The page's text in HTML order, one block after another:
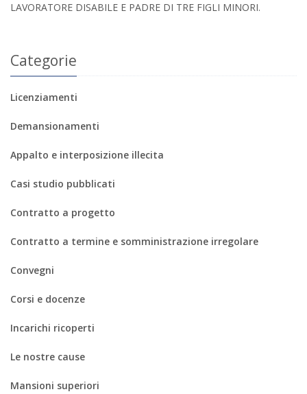
LAVORATORE DISABILE E PADRE DI TRE FIGLI MINORI.
Categorie
Licenziamenti
Demansionamenti
Appalto e interposizione illecita
Casi studio pubblicati
Contratto a progetto
Contratto a termine e somministrazione irregolare
Convegni
Corsi e docenze
Incarichi ricoperti
Le nostre cause
Mansioni superiori